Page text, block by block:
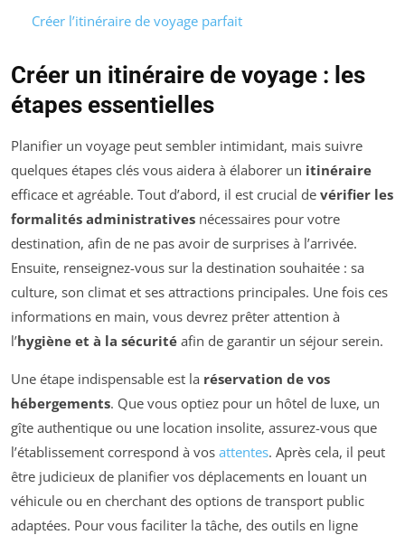
Créer l’itinéraire de voyage parfait
Créer un itinéraire de voyage : les
étapes essentielles
Planifier un voyage peut sembler intimidant, mais suivre
quelques étapes clés vous aidera à élaborer un itinéraire
efficace et agréable. Tout d’abord, il est crucial de vérifier les
formalités administratives nécessaires pour votre
destination, afin de ne pas avoir de surprises à l’arrivée.
Ensuite, renseignez-vous sur la destination souhaitée : sa
culture, son climat et ses attractions principales. Une fois ces
informations en main, vous devrez prêter attention à
l’hygiène et à la sécurité afin de garantir un séjour serein.
Une étape indispensable est la réservation de vos
hébergements. Que vous optiez pour un hôtel de luxe, un
gîte authentique ou une location insolite, assurez-vous que
l’établissement correspond à vos attentes. Après cela, il peut
être judicieux de planifier vos déplacements en louant un
véhicule ou en cherchant des options de transport public
adaptées. Pour vous faciliter la tâche, des outils en ligne